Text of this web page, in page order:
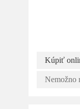
Kúpiť
Nemožno